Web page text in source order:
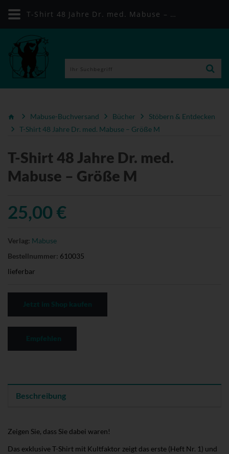
Mabuse-Buchversand Bücher
Stöbern & Entdecken
T-Shirt 48 Jahre Dr. med. Mabuse – Größe M
T-Shirt 48 Jahre Dr. med.
Mabuse – Größe M
25,00 €
Verlag: Mabuse
Bestellnummer: 610035
lieferbar
Beschreibung
Zeigen Sie, dass Sie dabei waren!
Das exklusive T-Shirt mit Kultfaktor zeigt das erste (Heft Nr. 1) und
T-Shirt 48 Jahre Dr. med. Mabuse – Größe M | Mabuse-Buchversand